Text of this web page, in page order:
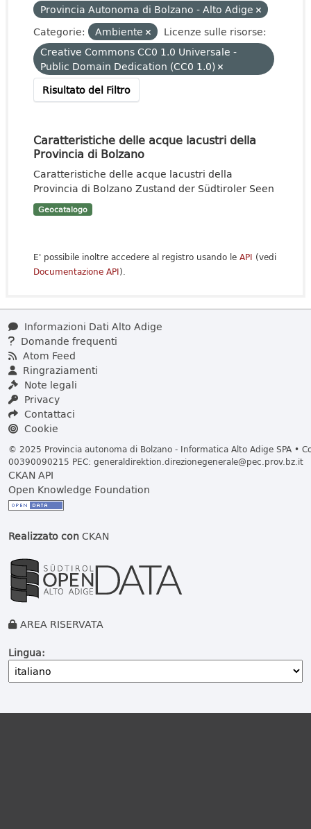
Provincia Autonoma di Bolzano - Alto Adige
Categorie:
Ambiente
Licenze sulle risorse:
Creative Commons CC0 1.0 Universale -
Public Domain Dedication (CC0 1.0)
Risultato del Filtro
Caratteristiche delle acque lacustri della
Provincia di Bolzano
Caratteristiche delle acque lacustri della
Provincia di Bolzano Zustand der Südtiroler Seen
Geocatalogo
E' possibile inoltre accedere al registro usando le API (vedi
Documentazione API).
Informazioni Dati Alto Adige
Domande frequenti
Atom Feed
Ringraziamenti
Note legali
Privacy
Contattaci
Cookie
© 2025 Provincia autonoma di Bolzano - Informatica Alto Adige SPA •
00390090215 PEC: generaldirektion.direzionegenerale@pec.prov.bz.it
CKAN API
Open Knowledge Foundation
Realizzato conCKAN
AREA RISERVATA
Lingua